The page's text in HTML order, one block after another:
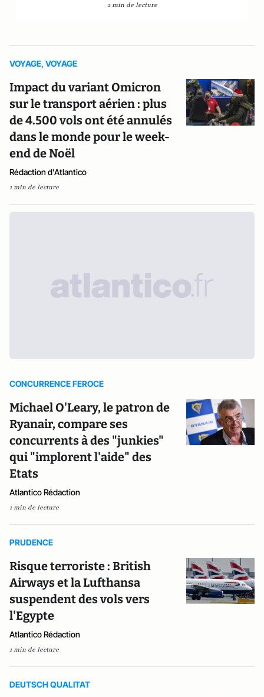
2 min de lecture
VOYAGE, VOYAGE
Impact du variant Omicron
sur le transport aérien : plus
de 4.500 vols ont été annulés
dans le monde pour le week-
end de Noël
Rédaction d'Atlantico
1 min de lecture
CONCURRENCE FEROCE
Michael O'Leary, le patron de
Ryanair, compare ses
concurrents à des "junkies"
qui "implorent l'aide" des
Etats
Atlantico Rédaction
1 min de lecture
PRUDENCE
Risque terroriste : British
Airways et la Lufthansa
suspendent des vols vers
l'Egypte
Atlantico Rédaction
1 min de lecture
DEUTSCH QUALITAT